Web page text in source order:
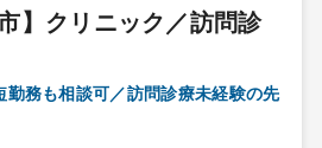
】クリニック／訪問診
勤務も相談可／訪問診療未経験の先